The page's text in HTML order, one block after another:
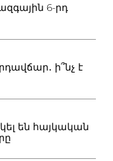
6-րդ
ի՞նչ է
են հայկական